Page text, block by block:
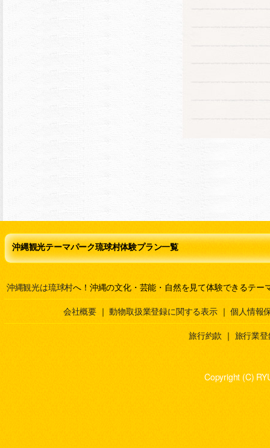
沖縄観光テーマパーク琉球村体験プラン一覧
沖縄観光は琉球村へ！沖縄の文化・芸能・自然を見て体験できるテー
会社概要 ｜ 動物取扱業登録に関する表示 ｜ 個人情報
旅行約款 ｜ 旅行業
Copyright (C)